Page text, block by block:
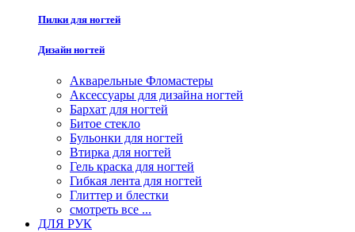
Пилки для ногтей
Дизайн ногтей
Акварельные Фломастеры
Аксессуары для дизайна ногтей
Бархат для ногтей
Битое стекло
Бульонки для ногтей
Втирка для ногтей
Гель краска для ногтей
Гибкая лента для ногтей
Глиттер и блестки
смотреть все ...
ДЛЯ РУК